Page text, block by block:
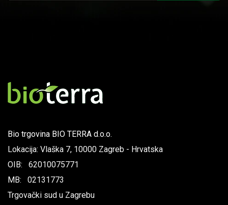
Bio trgovina BIO TERRA d.o.o.
Lokacija: Vlaška 7, 10000 Zagreb - Hrvatska
OIB: 62010075771
MB: 02131773
Trgovački sud u Zagrebu